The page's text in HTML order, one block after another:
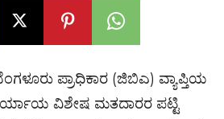
ಪ್ರಾಧಿಕಾರ (ಜಿಬಿಎ) ವ್ಯಾಪ್ತಿಯ
ವಿಶೇಷ ಮತದಾರರ ಪಟ್ಟಿ